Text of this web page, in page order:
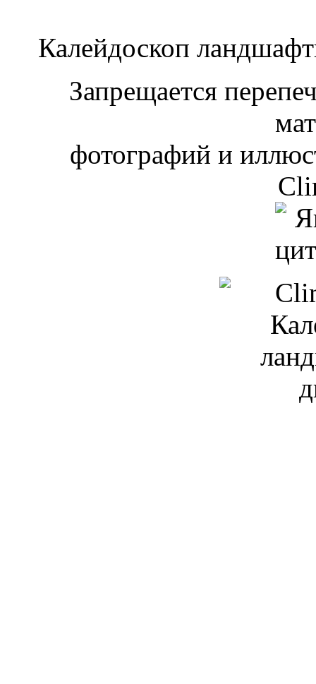
Калейдоскоп
Запрещается
фотографий и